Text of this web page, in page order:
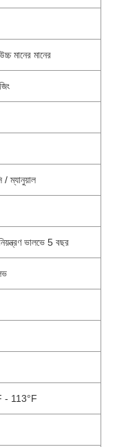
মানের মানের
/ ম্যানুয়াল
ভালভে 5 বছর
113°F